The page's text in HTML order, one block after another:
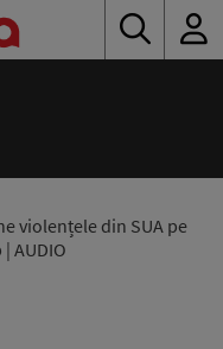
violențele din SUA pe
AUDIO